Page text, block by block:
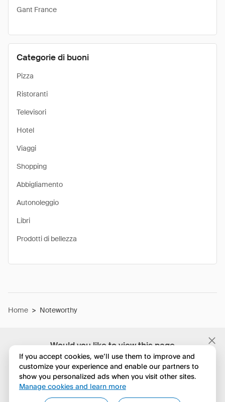
Would you like to view this page
in English?
No, continua a esplorare
Gant France
Categorie di buoni
Pizza
Ristoranti
Televisori
Hotel
Viaggi
Shopping
Abbigliamento
Autonoleggio
Libri
Prodotti di bellezza
Home > Noteworthy
If you accept cookies, we’ll use them to improve and
customize your experience and enable our partners to
show you personalized ads when you visit other sites.
Manage cookies and learn more